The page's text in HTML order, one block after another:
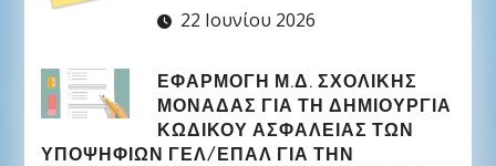
22 Ιουνίου 2026
ΕΦΑΡΜΟΓΉ Μ.Δ. ΣΧΟΛΙΚΉΣ
ΜΟΝΆΔΑΣ ΓΙΑ ΤΗ ΔΗΜΙΟΥΡΓΊΑ
ΚΩΔΙΚΟΎ ΑΣΦΑΛΕΊΑΣ ΤΩΝ
ΥΠΟΨΗΦΊΩΝ ΓΕΛ/ΕΠΑΛ ΓΙΑ ΤΗΝ